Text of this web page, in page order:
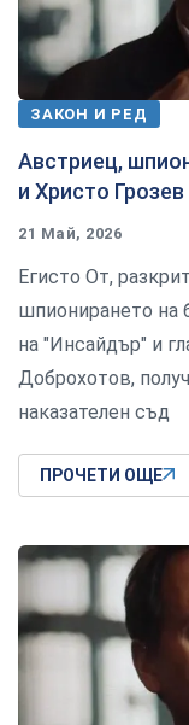
ЗАКОН И РЕД
Австриец,
и Христо Грозев
21 Май, 2026
Егисто От,
шпионирането на
на "Инсайдър" и
Доброхотов,
наказателен съд
ПРОЧЕТИ ОЩЕ